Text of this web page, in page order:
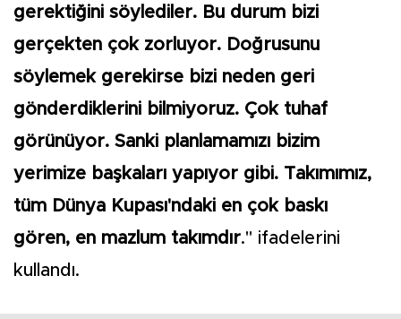
gerektiğini söylediler. Bu durum bizi
gerçekten çok zorluyor. Doğrusunu
söylemek gerekirse bizi neden geri
gönderdiklerini bilmiyoruz. Çok tuhaf
görünüyor. Sanki planlamamızı bizim
yerimize başkaları yapıyor gibi. Takımımız,
tüm Dünya Kupası'ndaki en çok baskı
gören, en mazlum takımdır." ifadelerini
kullandı.